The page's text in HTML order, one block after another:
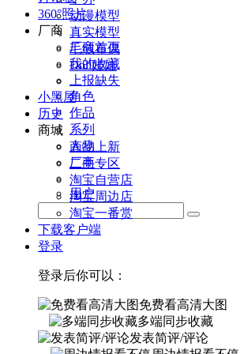
动漫模型
真实模型
毛绒布偶
Doll娃娃
角色
作品
系列
人物
厂商
用户
360°照片
厂商
厂商首页
我的收藏
上报缺失
小黑屋
历史
商城
商品上新
二手专区
淘宝自营店
淘宝周边店
淘宝一番赏
下载客户端
登录
登录后你可以：
免费看高清大图
多端同步收藏
发表简评/评论